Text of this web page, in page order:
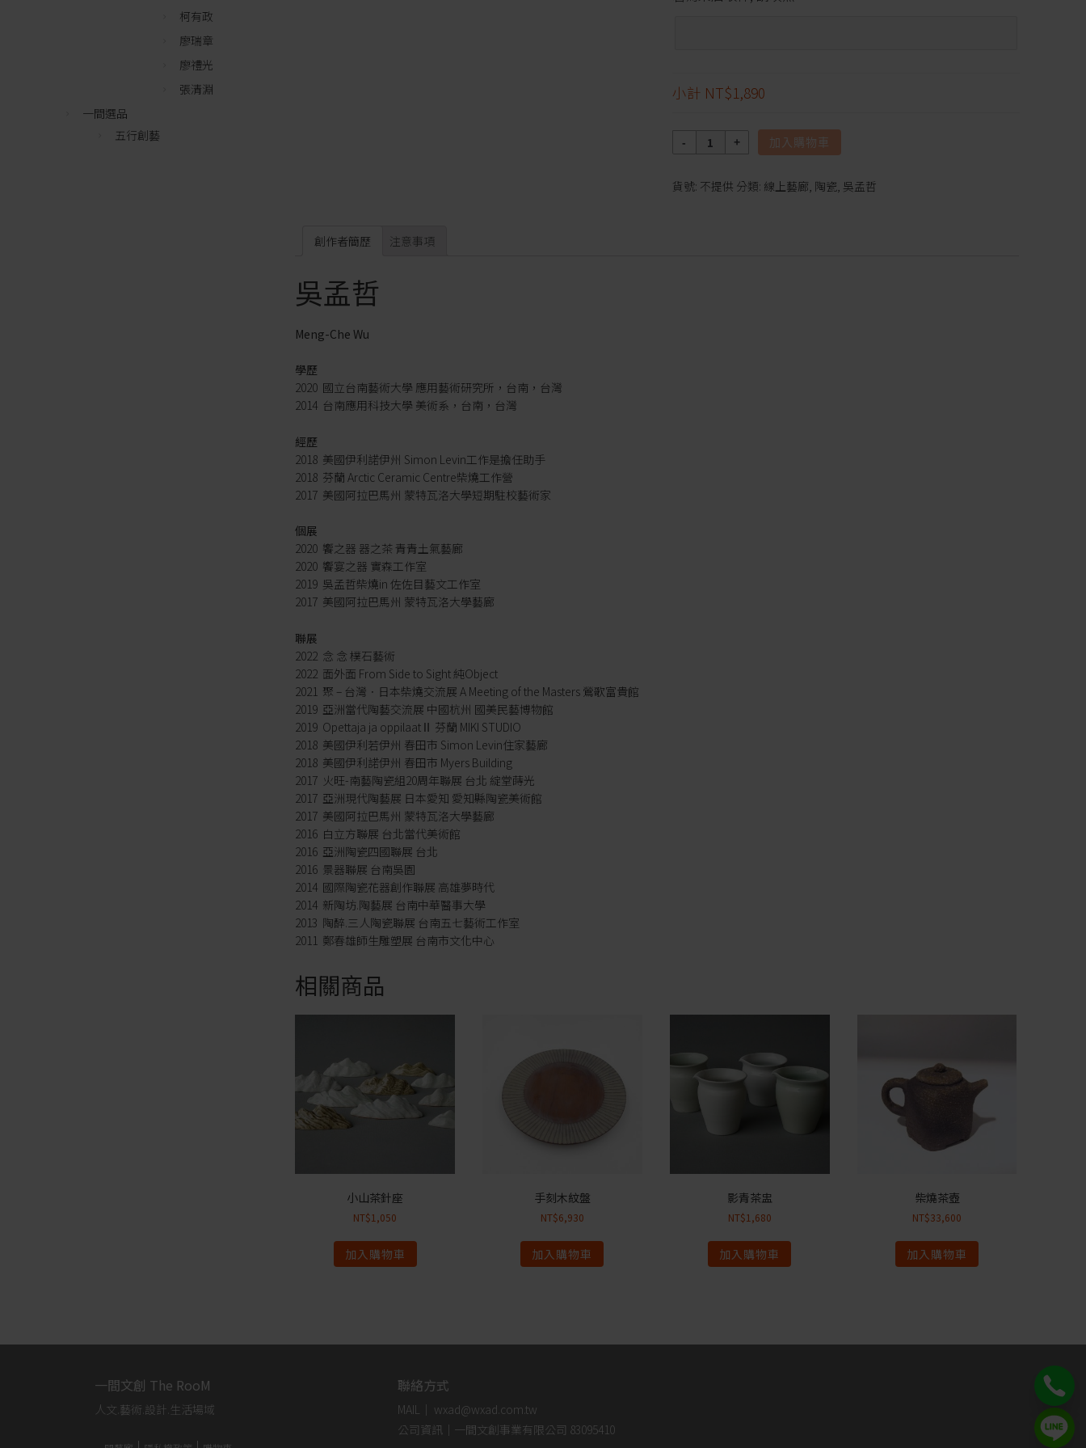
小計 NT$1,890
加入購物車
貨號: 不提供 分類: 線上藝廊, 陶瓷, 吳孟哲
創作者簡歷 注意事項
吳孟哲
Meng-Che Wu
學歷
2020 國立台南藝術大學 應用藝術研究所，台南，台灣
2014 台南應用科技大學 美術系，台南，台灣
經歷
2018 美國伊利諾伊州 Simon Levin工作是擔任助手
2018 芬蘭 Arctic Ceramic Centre柴燒工作營
2017 美國阿拉巴馬州 蒙特瓦洛大學短期駐校藝術家
個展
2020 饗之器 器之茶 青青土氣藝廊
2020 饗宴之器 實森工作室
2019 吳孟哲柴燒in 佐佐目藝文工作室
2017 美國阿拉巴馬州 蒙特瓦洛大學藝廊
聯展
2022 念 念 樸石藝術
2022 面外面 From Side to Sight 純Object
2021 聚 – 台灣．日本柴燒交流展 A Meeting of the Masters 鶯歌富貴館
2019 亞洲當代陶藝交流展 中國杭州 國美民藝博物館
2019 Opettaja ja oppilaatⅡ 芬蘭 MIKI STUDIO
2018 美國伊利若伊州 春田市 Simon Levin住家藝廊
2018 美國伊利諾伊州 春田市 Myers Building
2017 火旺-南藝陶瓷組20周年聯展 台北 綻堂蒔光
2017 亞洲現代陶藝展 日本愛知 愛知縣陶瓷美術館
2017 美國阿拉巴馬州 蒙特瓦洛大學藝廊
2016 白立方聯展 台北當代美術館
2016 亞洲陶瓷四國聯展 台北
2016 景器聯展 台南吳園
2014 國際陶瓷花器創作聯展 高雄夢時代
2014 新陶坊.陶藝展 台南中華醫事大學
2013 陶醉.三人陶瓷聯展 台南五七藝術工作室
2011 鄭春雄師生雕塑展 台南市文化中心
相關商品
小山茶針座
NT$1,050
加入購物車
手刻木紋盤
NT$6,930
加入購物車
影青茶盅
NT$1,680
加入購物車
柴燒茶壺
NT$33,600
加入購物車
柯有政
廖瑞章
廖禮光
張清淵
一間選品
五行創藝
一間文創 The RooM
人文.藝術.設計.生活場域
聯絡方式
MAIL｜ wxad@wxad.com.tw
公司資訊｜一間文創事業有限公司 83095410